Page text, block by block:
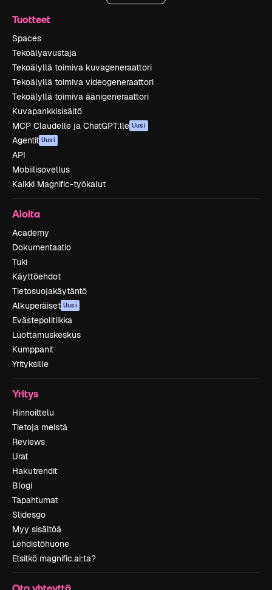
Tuotteet
Spaces
Tekoälyavustaja
Tekoälyllä toimiva kuvageneraattori
Tekoälyllä toimiva videogeneraattori
Tekoälyllä toimiva äänigeneraattori
Kuvapankkisisältö
MCP Claudelle ja ChatGPT:lle Uusi
Agentit Uusi
API
Mobiilisovellus
Kaikki Magnific-työkalut
Aloita
Academy
Dokumentaatio
Tuki
Käyttöehdot
Tietosuojakäytäntö
Alkuperäiset Uusi
Evästepolitiikka
Luottamuskeskus
Kumppanit
Yrityksille
Yritys
Hinnoittelu
Tietoja meistä
Reviews
Urat
Hakutrendit
Blogi
Tapahtumat
Slidesgo
Myy sisältöä
Lehdistöhuone
Etsitkö magnific.ai:ta?